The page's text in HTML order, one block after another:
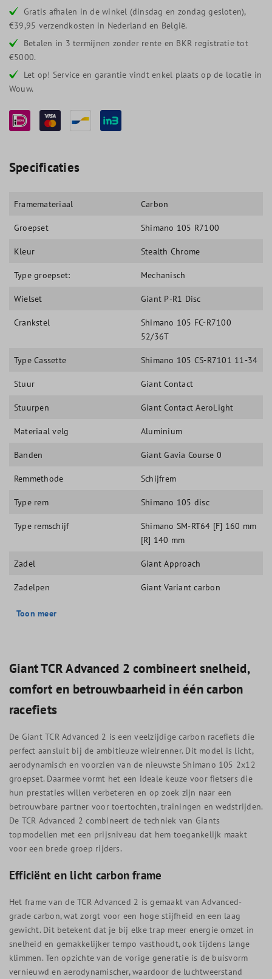
Gratis afhalen in de winkel (dinsdag en zondag gesloten),
€39,95 verzendkosten in Nederland en België.
Betalen in 3 termijnen zonder rente en BKR registratie tot
€5000.
Let op! Service en garantie vindt enkel plaats op de locatie in
Wouw.
Specificaties
Framemateriaal Carbon
Groepset Shimano 105 R7100
Kleur Stealth Chrome
Type groepset: Mechanisch
Wielset Giant P-R1 Disc
Crankstel
Shimano 105 FC-R7100
52/36T
Type Cassette Shimano 105 CS-R7101 11-34
Stuur Giant Contact
Stuurpen Giant Contact AeroLight
Materiaal velg Aluminium
Banden Giant Gavia Course 0
Remmethode Schijfrem
Type rem Shimano 105 disc
Type remschijf
Shimano SM-RT64 [F] 160 mm
[R] 140 mm
Zadel Giant Approach
Zadelpen Giant Variant carbon
Toon meer
Giant TCR Advanced 2 combineert snelheid,
comfort en betrouwbaarheid in één carbon
racefiets
De Giant TCR Advanced 2 is een veelzijdige carbon racefiets die
perfect aansluit bij de ambitieuze wielrenner. Dit model is licht,
aerodynamisch en voorzien van de nieuwste Shimano 105 2x12
groepset. Daarmee vormt het een ideale keuze voor fietsers die
hun prestaties willen verbeteren en op zoek zijn naar een
betrouwbare partner voor toertochten, trainingen en wedstrijden.
De TCR Advanced 2 combineert de techniek van Giants
topmodellen met een prijsniveau dat hem toegankelijk maakt
voor een brede groep rijders.
Efficiënt en licht carbon frame
Het frame van de TCR Advanced 2 is gemaakt van Advanced-
grade carbon, wat zorgt voor een hoge stijfheid en een laag
gewicht. Dit betekent dat je bij elke trap meer energie omzet in
snelheid en gemakkelijker tempo vasthoudt, ook tijdens lange
klimmen. Ten opzichte van de vorige generatie is de buisvorm
vernieuwd en aerodynamischer, waardoor de luchtweerstand